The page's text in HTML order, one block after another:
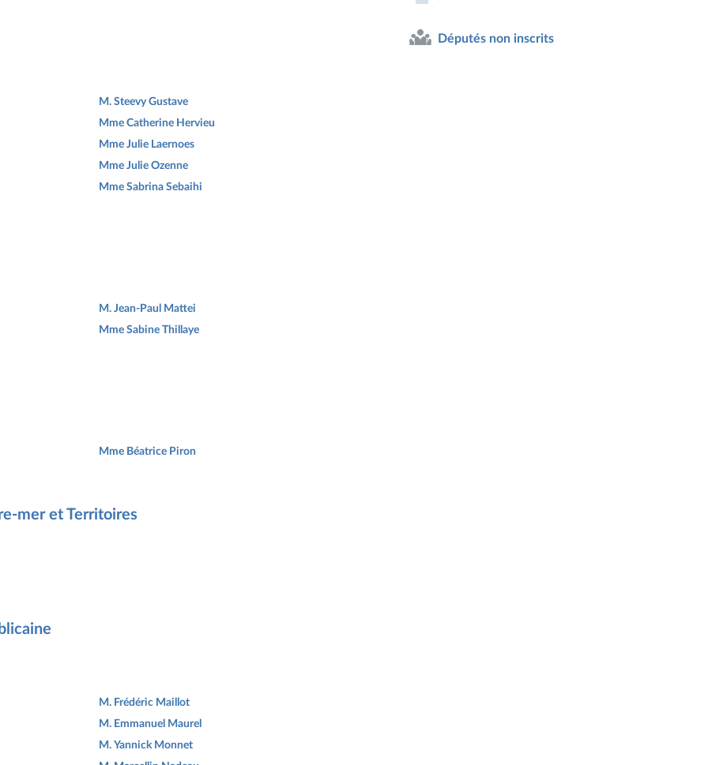
M. Steevy Gustave
Mme Catherine Hervieu
Mme Julie Laernoes
Mme Julie Ozenne
Mme Sabrina Sebaihi
M. Jean-Paul Mattei
Mme Sabine Thillaye
Mme Béatrice Piron
mer et Territoires
M. Frédéric Maillot
M. Emmanuel Maurel
M. Yannick Monnet
Députés non inscrits